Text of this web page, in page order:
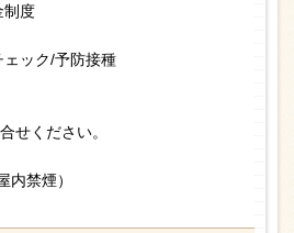
制度
ェック/予防接種
せください。
内禁煙）